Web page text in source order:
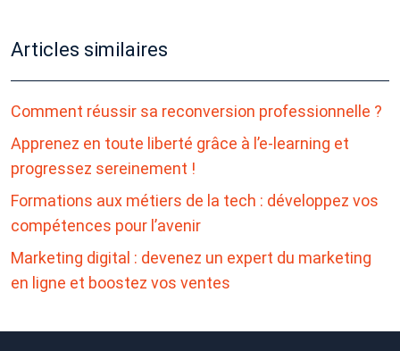
Articles similaires
Comment réussir sa reconversion professionnelle ?
Apprenez en toute liberté grâce à l’e-learning et
progressez sereinement !
Formations aux métiers de la tech : développez vos
compétences pour l’avenir
Marketing digital : devenez un expert du marketing
en ligne et boostez vos ventes